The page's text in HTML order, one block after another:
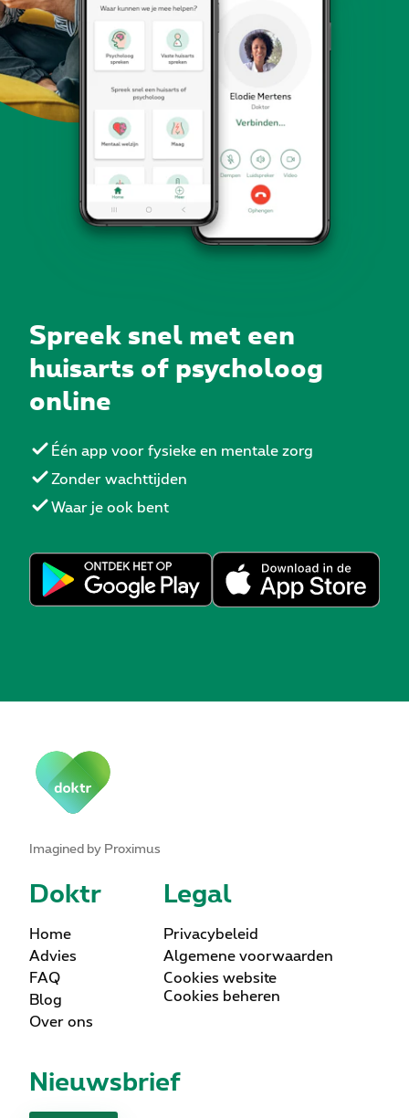
Spreek snel met een
huisarts of psycholoog
online
Één app voor fysieke en mentale zorg
Zonder wachttijden
Waar je ook bent
Imagined by Proximus
Doktr
Home
Advies
FAQ
Blog
Over ons
Legal
Privacybeleid
Algemene voorwaarden
Cookies website
Cookies beheren
Nieuwsbrief